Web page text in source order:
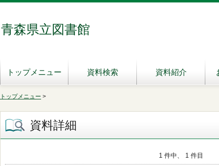
青森県立図書館
トップメニュー 資料検索 資料紹介
トップメニュー >
資料詳細
1 件中、 1 件目